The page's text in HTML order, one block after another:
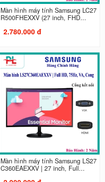
Màn hình máy tính Samsung LC27
R500FHEXXV (27 inch, FHD...
2.780.000 đ
Màn hình máy tính Samsung LS27
C360EAEXXV | 27 inch, Full...